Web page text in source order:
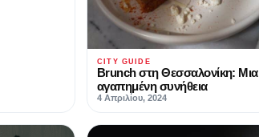
CITY GUIDE
Brunch στη Θεσσαλονίκη: Μια
αγαπημένη συνήθεια
4 Απριλίου, 2024